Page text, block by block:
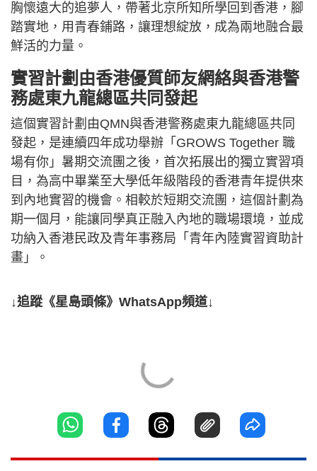
胸懷遠大的追夢人，帶著北京所知所學回到香港，腳
踏實地，用青春鋪路，讓理想綻放，成為兩地融合最
鮮活的力量。
實習計劃由香港優質師友網絡與香港警
務處東九龍總區共同發起
這個實習計劃由QMN與香港警務處東九龍總區共同
發起，是連續四年成功舉辦「GROWS Together 職
場有你」暑期交流團之後，首次拓展出的獨立實習項
目，為高中畢業至大學低年級階段的香港青年提供來
到內地實習的機會。相較於短期交流團，這個計劃為
期一個月，能讓同學真正融入內地的職場環境，並成
功納入香港民政及青年事務局「青年內陸實習資助計
畫」。
↓追蹤《星島頭條》WhatsApp頻道↓